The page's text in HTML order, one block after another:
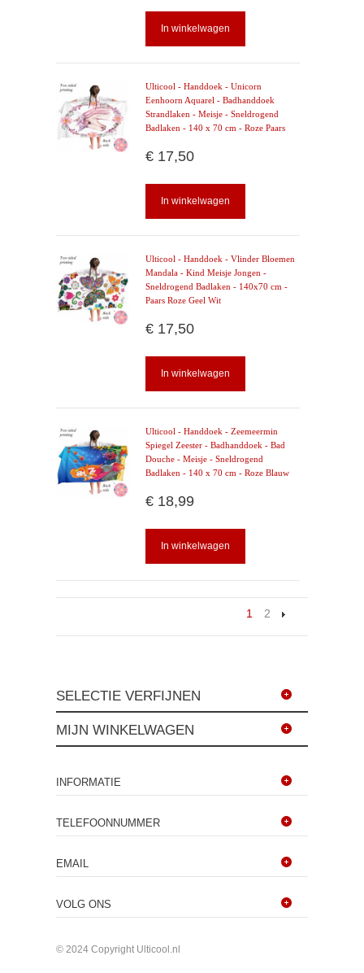
In winkelwagen
Ulticool - Handdoek - Unicorn
Eenhoorn Aquarel - Badhanddoek
Strandlaken - Meisje - Sneldrogend
Badlaken - 140 x 70 cm - Roze Paars
€ 17,50
In winkelwagen
Ulticool - Handdoek - Vlinder Bloemen
Mandala - Kind Meisje Jongen -
Sneldrogend Badlaken - 140x70 cm -
Paars Roze Geel Wit
€ 17,50
In winkelwagen
Ulticool - Handdoek - Zeemeermin
Spiegel Zeester - Badhanddoek - Bad
Douche - Meisje - Sneldrogend
Badlaken - 140 x 70 cm - Roze Blauw
€ 18,99
In winkelwagen
1 2
SELECTIE VERFIJNEN
MIJN WINKELWAGEN
INFORMATIE
TELEFOONNUMMER
EMAIL
VOLG ONS
© 2024 Copyright Ulticool.nl